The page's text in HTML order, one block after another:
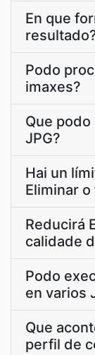
En que
Podo
imaxes?
Que
JPG?
Hai un
Eliminar
Reducirá
calidade
Podo
en varios
Que
perfil de